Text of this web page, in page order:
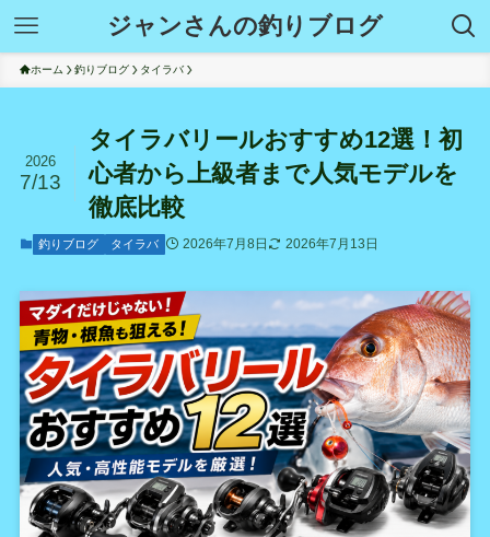
ジャンさんの釣りブログ
ホーム 釣りブログ タイラバ
タイラバリールおすすめ12選！初
心者から上級者まで人気モデルを
徹底比較
2026
7/13
釣りブログ タイラバ 2026年7月8日 2026年7月13日